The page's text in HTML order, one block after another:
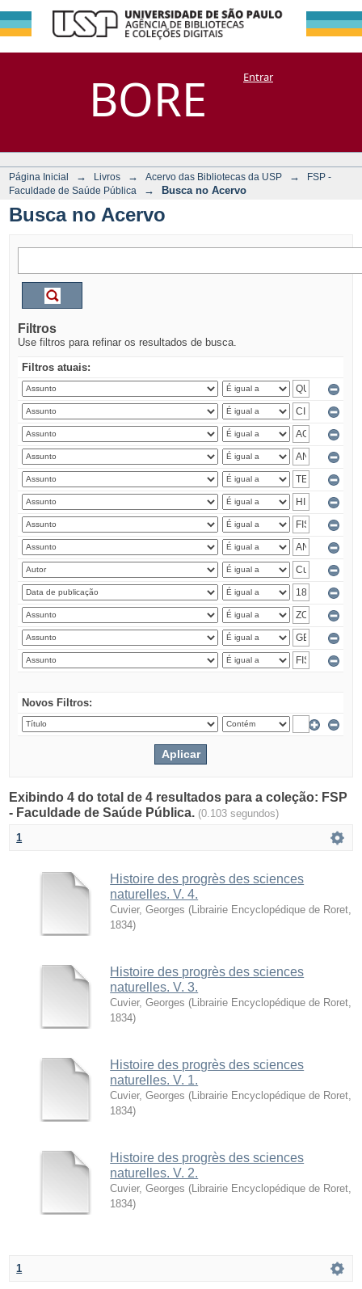
BORE
Busca no Acervo
DSpace/Manakin + CoriscoEntrar
Página Inicial → Livros → Acervo das Bibliotecas da USP →
FSP -
Faculdade de Saúde Pública
→ Busca no Acervo
Busca no Acervo
Filtros
Use filtros para refinar os resultados de busca.
Filtros atuais:
Novos Filtros:
Exibindo 4 do total de 4 resultados para a coleção: FSP
- Faculdade de Saúde Pública. (0.103 segundos)
1
Histoire des progrès des sciences
naturelles. V. 4.
Cuvier, Georges ( Librairie Encyclopédique de Roret
1834)
Histoire des progrès des sciences
naturelles. V. 3.
Cuvier, Georges ( Librairie Encyclopédique de Roret
1834)
Histoire des progrès des sciences
naturelles. V. 1.
Cuvier, Georges ( Librairie Encyclopédique de Roret
1834)
Histoire des progrès des sciences
naturelles. V. 2.
Cuvier, Georges ( Librairie Encyclopédique de Roret
1834)
1